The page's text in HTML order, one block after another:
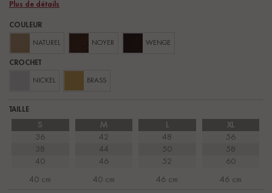
Plus de détails
COULEUR
CROCHET
TAILLE
S
36
38
40
40 cm
M
42
44
46
40 cm
48
50
52
46 cm
XL
56
58
60
46 cm